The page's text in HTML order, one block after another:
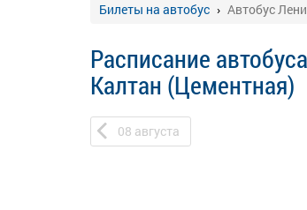
Билеты на автобус Автобус
Расписание
Калтан (Цементная)
08 августа